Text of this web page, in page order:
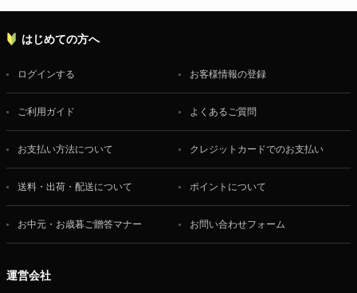
はじめての方へ
ログインする お客様情報の登録
ご利用ガイド よくあるご質問
お支払い方法について クレジットカードでのお支払い
送料・出荷・配送について ポイントについて
お中元・お歳暮ご贈答マナー お問い合わせフォーム
運営会社